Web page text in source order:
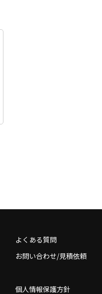
よくある質問
お問い合わせ/見積依頼
個人情報保護方針